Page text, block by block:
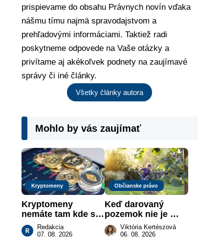
prispievame do obsahu Právnych novín vďaka
nášmu tímu najmä spravodajstvom a
prehľadovými informáciami. Taktiež radi
poskytneme odpovede na Vaše otázky a
privítame aj akékoľvek podnety na zaujímavé
správy či iné články.
Všetky články autora
Mohlo by vás zaujímať
Kryptomeny
Kryptomeny
nemáte tam kde si
myslíte: Viete, kde
sa naozaj
Redakcia
07. 08. 2026
Občianske právo
Keď darovaný
pozemok nie je
„hotová vec“: kedy
môže darca žiadať
Viktória Kertészová
06. 08. 2026